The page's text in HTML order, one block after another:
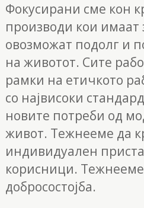
Фокусирани сме кон
производи кои имаат
овозможат подолг и
на животот. Сите
рамки на етичкото
со највисоки
новите потреби од
живот. Тежнееме да
индивидуален
корисници.
добросостојба.